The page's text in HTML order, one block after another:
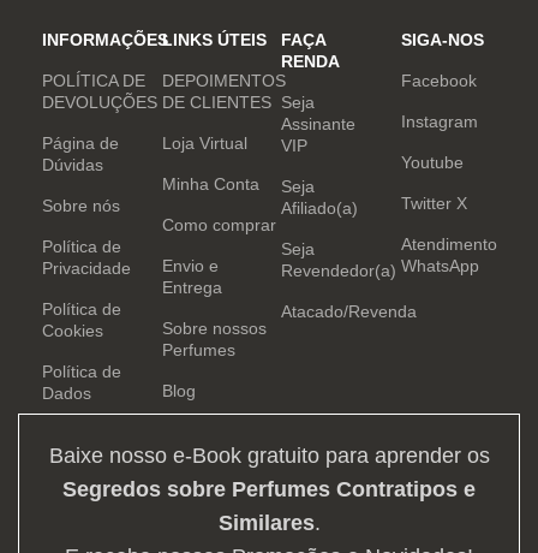
INFORMAÇÕES
POLÍTICA DE
DEVOLUÇÕES
Página de
Dúvidas
Sobre nós
Política de
Privacidade
Política de
Cookies
Política de
Dados
LINKS ÚTEIS
DEPOIMENTOS
DE CLIENTES
Loja Virtual
Minha Conta
Como comprar
Envio e
Entrega
Sobre nossos
Perfumes
Blog
FAÇA
RENDA
Seja
Assinante
VIP
Seja
Afiliado(a)
Seja
Revendedor(a)
Atacado/Revenda
SIGA-NOS
Facebook
Instagram
Youtube
Twitter X
Atendimento
WhatsApp
Baixe nosso e-Book gratuito para aprender os
Segredos sobre Perfumes Contratipos e
Similares.